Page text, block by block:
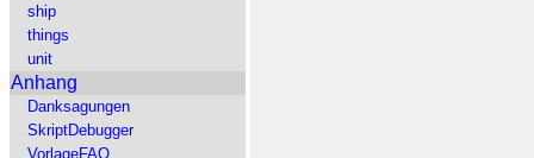
ship
things
unit
Anhang
Danksagungen
SkriptDebugger
VorlageFAQ